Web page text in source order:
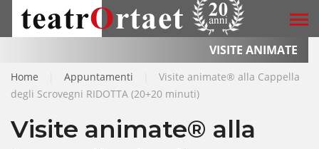
VISITE ANIMATE
Home Appuntamenti
Visite animate® alla Cappella
degli Scrovegni RIDOTTA (20+20 minuti)
Visite animate® alla